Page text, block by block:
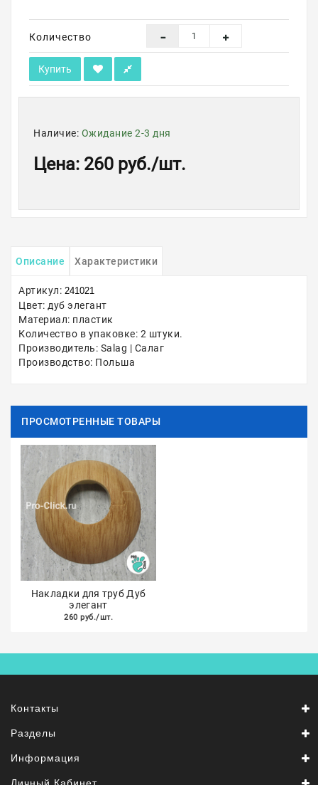
Количество
Купить
Наличие: Ожидание 2-3 дня
Цена: 260 руб./шт.
Описание Характеристики
Артикул: 241021
Цвет: дуб элегант
Материал: пластик
Количество в упаковке: 2 штуки.
Производитель: Salag | Салаг
Производство: Польша
ПРОСМОТРЕННЫЕ ТОВАРЫ
Накладки для труб Дуб
элегант
260 руб./шт.
Контакты
Разделы
Информация